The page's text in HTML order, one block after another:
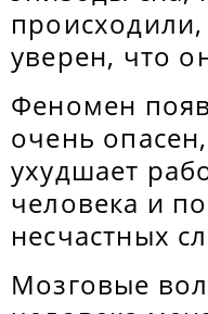
уверен, что
Феномен
очень
ухудшает
человека и
несчастных
Мозговые